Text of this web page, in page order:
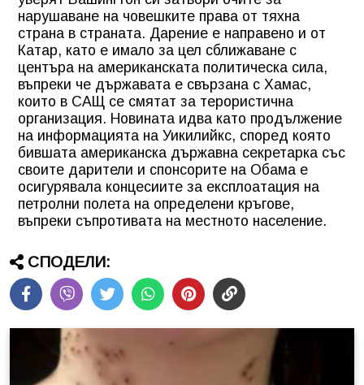
нарушаване на човешките права от тяхна
страна в страната. Дарение е направено и от
Катар, като е имало за цел сближаване с
центъра на американската политическа сила,
въпреки че държавата е свързана с Хамас,
които в САЩ се смятат за терористична
организация. Новината идва като продължение
на информацията на Уикилийкс, според която
бившата американска държавна секретарка със
своите дарители и спонсорите на Обама е
осигурявала концесиите за експлоатация на
петролни полета на определени кръгове,
въпреки съпротивата на местното население.
СПОДЕЛИ: